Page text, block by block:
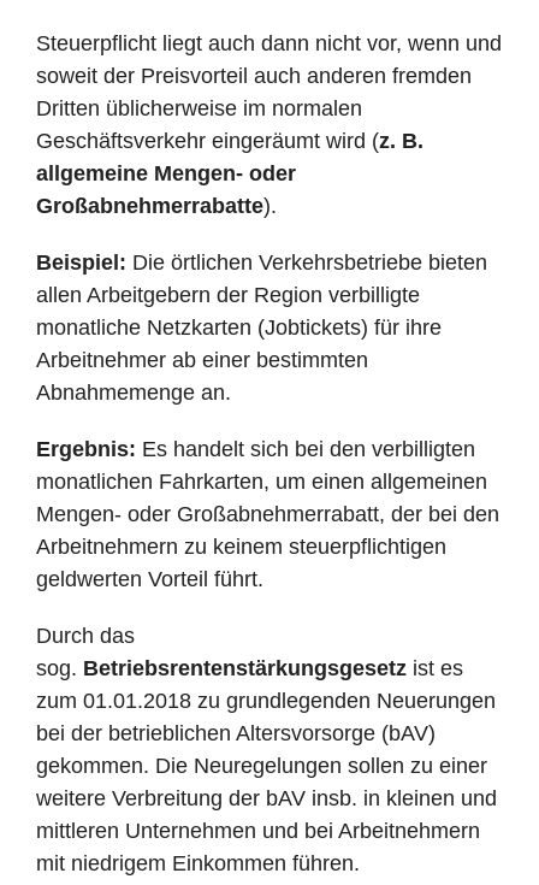
Steuerpflicht liegt auch dann nicht vor, wenn und
soweit der Preisvorteil auch anderen fremden
Dritten üblicherweise im normalen
Geschäftsverkehr eingeräumt wird (z. B.
allgemeine Mengen- oder
Großabnehmerrabatte).
Beispiel: Die örtlichen Verkehrsbetriebe bieten
allen Arbeitgebern der Region verbilligte
monatliche Netzkarten (Jobtickets) für ihre
Arbeitnehmer ab einer bestimmten
Abnahmemenge an.
Ergebnis: Es handelt sich bei den verbilligten
monatlichen Fahrkarten, um einen allgemeinen
Mengen- oder Großabnehmerrabatt, der bei den
Arbeitnehmern zu keinem steuerpflichtigen
geldwerten Vorteil führt.
Durch das
sog. Betriebsrentenstärkungsgesetz ist es
zum 01.01.2018 zu grundlegenden Neuerungen
bei der betrieblichen Altersvorsorge (bAV)
gekommen. Die Neuregelungen sollen zu einer
weitere Verbreitung der bAV insb. in kleinen und
mittleren Unternehmen und bei Arbeitnehmern
mit niedrigem Einkommen führen.